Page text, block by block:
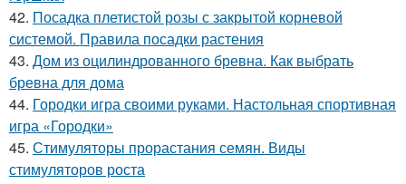
42. Посадка плетистой розы с закрытой корневой
системой. Правила посадки растения
43. Дом из оцилиндрованного бревна. Как выбрать
бревна для дома
44. Городки игра своими руками. Настольная спортивная
игра «Городки»
45. Стимуляторы прорастания семян. Виды
стимуляторов роста